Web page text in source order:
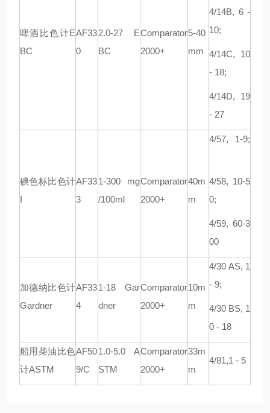
啤酒比色计E
BC
AF33
0
2.0-27 E
BC
Comparator
2000+
5-40
mm
4/14B, 6 -
10;
4/14C, 10
- 18;
4/14D, 19
- 27
碘色标比色计
I
AF33
3
1-300 mg
/100ml
Comparator
2000+
40m
m
4/57, 1-9;
4/58, 10-5
0;
4/59, 60-3
00
加德纳比色计
Gardner
AF33
4
1-18 Gar
dner
Comparator
2000+
10m
m
4/30 AS, 1
- 9;
4/30 BS, 1
0 - 18
船用柴油比色
计ASTM
AF50
9/C
1.0-5.0 A
STM
Comparator
2000+
33m
m
4/81,1 - 5